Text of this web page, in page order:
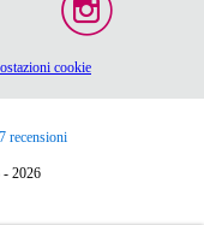
cookie
recensioni
2026